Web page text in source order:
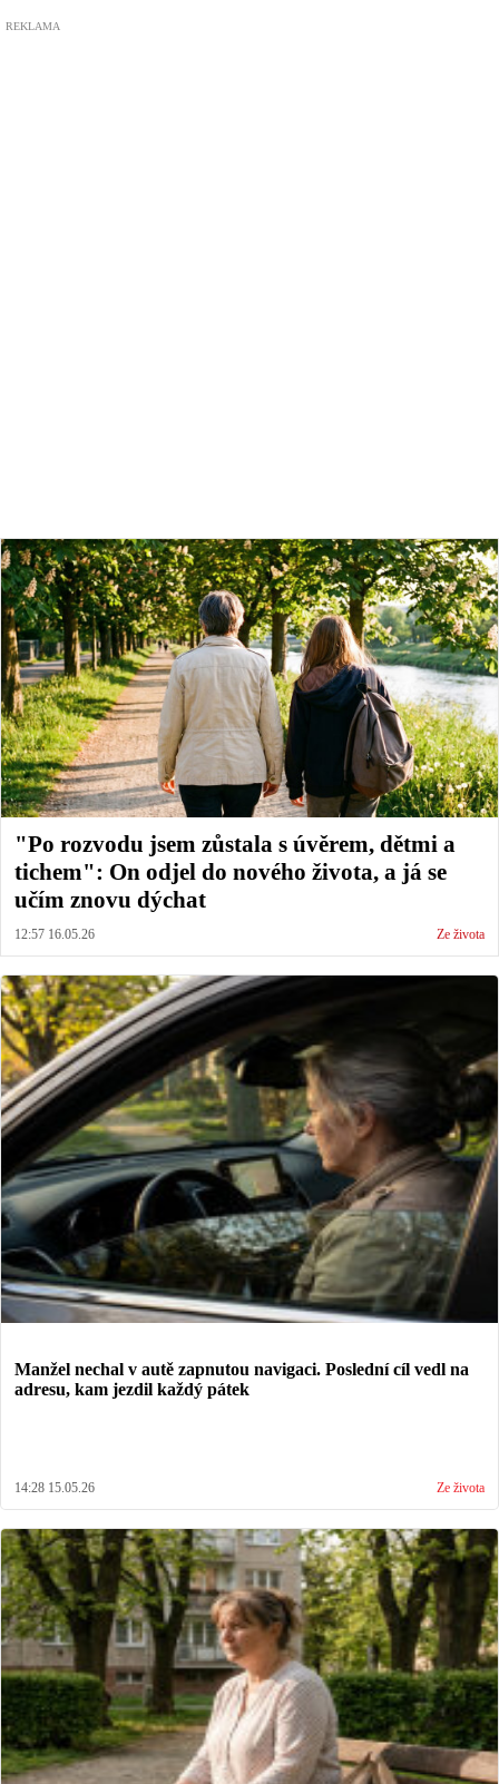
REKLAMA
"Po rozvodu jsem zůstala s úvěrem, dětmi a
tichem": On odjel do nového života, a já se
učím znovu dýchat
12:57 16.05.26 Ze života
Manžel nechal v autě zapnutou navigaci. Poslední cíl vedl na
adresu, kam jezdil každý pátek
14:28 15.05.26 Ze života